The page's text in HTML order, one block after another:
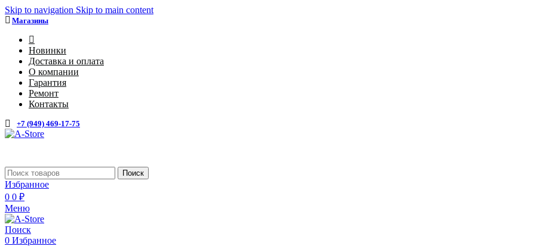
Skip to navigation Skip to main content
Магазины
Новинки
Доставка и оплата
О компании
Гарантия
Ремонт
Контакты
+7 (949) 469-17-75
Поиск
Избранное
0 0 ₽
Меню
Поиск
0 Избранное